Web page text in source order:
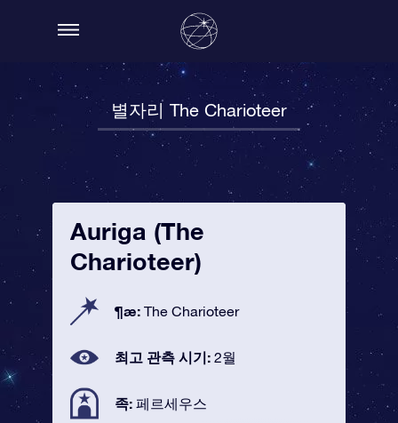
별자리 The Charioteer
Auriga (The
Charioteer)
¶æ: The Charioteer
최고 관측 시기: 2월
족: 페르세우스